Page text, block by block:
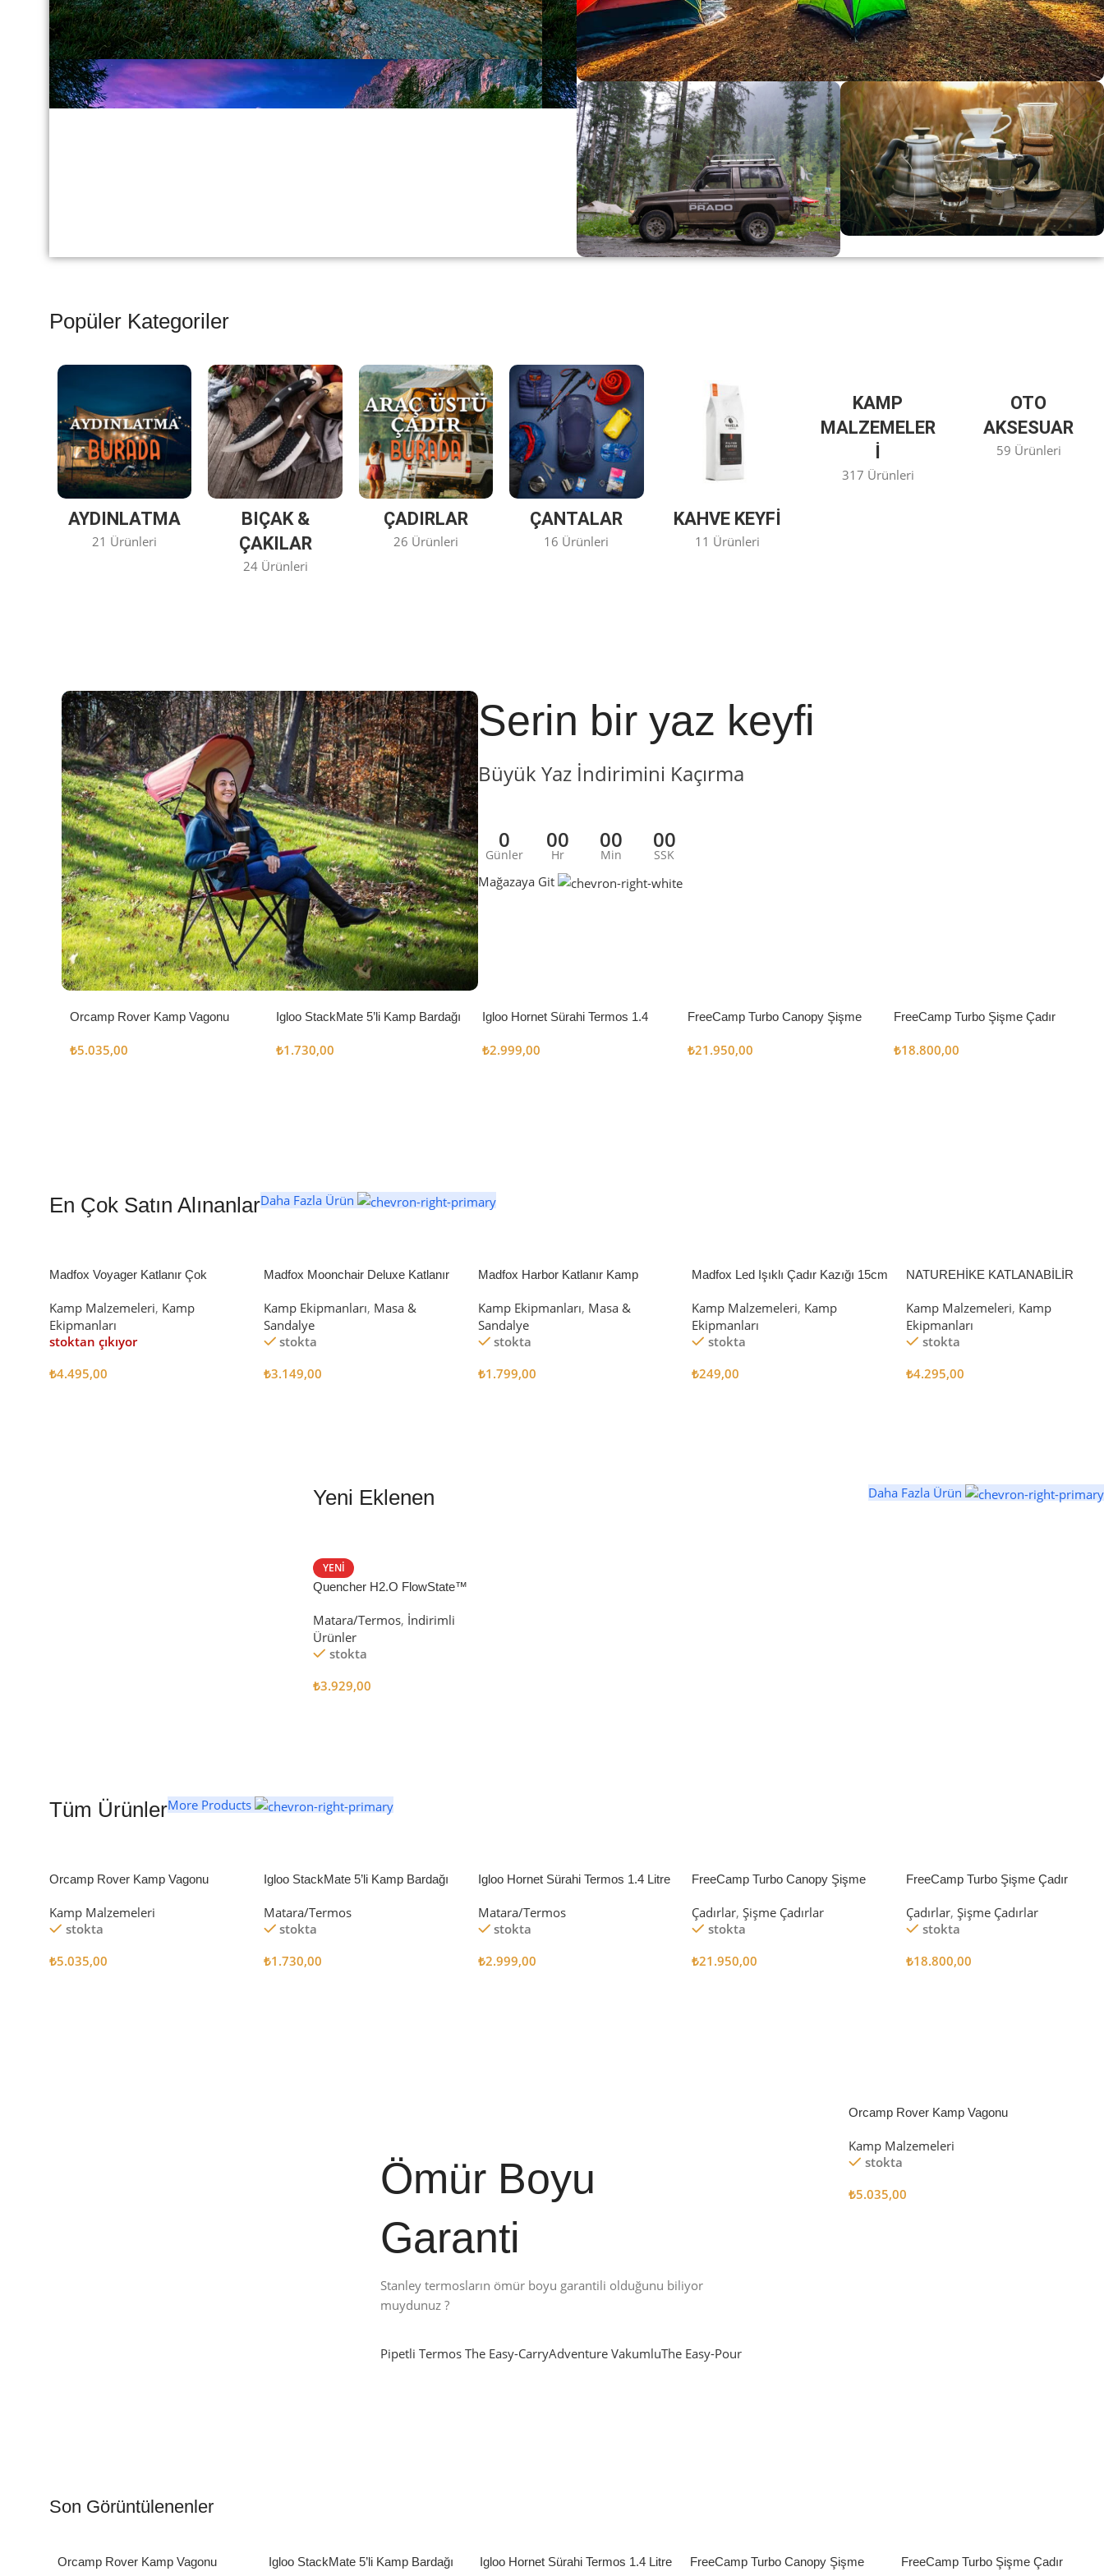
Büyük Yaz İndirimi
0
Günler
00
Hr
00
Min
00
SSK
Alışverişe Başla
Popüler Kategoriler
AYDINLATMA
21 Ürünleri
BIÇAK &
ÇAKILAR
24 Ürünleri
ÇADIRLAR
26 Ürünleri
ÇANTALAR
16 Ürünleri
KAHVE KEYFİ
11 Ürünleri
KAMP
MALZEMELER
I
317 Ürünleri
OTO
AKSESUAR
59 Ürünleri
Serin bir yaz keyfi
Büyük Yaz İndirimini Kaçırma
0
Günler
00
Hr
00
Min
00
SSK
Mağazaya Git
Orcamp Rover Kamp Vagonu
₺5.035,00
Igloo StackMate 5’li Kamp Bardağı
₺1.730,00
Igloo Hornet Sürahi Termos 1.4
₺2.999,00
FreeCamp Turbo Canopy Şişme
₺21.950,00
FreeCamp Turbo Şişme Çadır
₺18.800,00
En Çok Satın AlınanlarDaha Fazla Ürün
Madfox Voyager Katlanır Çok
BLACK
Kamp Malzemeleri, Kamp
Ekipmanları
stoktan çıkıyor
₺4.495,00
Madfox Moonchair Deluxe Katlanır
Kamp Ekipmanları, Masa &
Sandalye
stokta
₺3.149,00
Madfox Harbor Katlanır Kamp
Kamp Ekipmanları, Masa &
Sandalye
stokta
₺1.799,00
Madfox Led Işıklı Çadır Kazığı 15cm
Kamp Malzemeleri, Kamp
Ekipmanları
stokta
₺249,00
NATUREHİKE KATLANABİLİR
Kamp Malzemeleri, Kamp
Ekipmanları
stokta
₺4.295,00
Yeni Eklenen Daha Fazla Ürün
YENI
Quencher H2.O FlowState™
Matara/Termos, İndirimli
Ürünler
stokta
₺3.929,00
Tüm ÜrünlerMore Products
Orcamp Rover Kamp Vagonu
Kamp Malzemeleri
stokta
₺5.035,00
Igloo StackMate 5’li Kamp Bardağı
Matara/Termos
stokta
₺1.730,00
Igloo Hornet Sürahi Termos 1.4 Litre
Matara/Termos
stokta
₺2.999,00
FreeCamp Turbo Canopy Şişme
Çadırlar, Şişme Çadırlar
stokta
₺21.950,00
FreeCamp Turbo Şişme Çadır
Çadırlar, Şişme Çadırlar
stokta
₺18.800,00
Ömür Boyu
Garanti
Stanley termosların ömür boyu garantili olduğunu biliyor
muydunuz ?
Pipetli TermosThe Easy-CarryAdventure VakumluThe Easy-Pour
Kampçı Şefler İçin
Orcamp Rover Kamp Vagonu
Kamp Malzemeleri
stokta
₺5.035,00
Son Görüntülenenler
Orcamp Rover Kamp Vagonu
Igloo StackMate 5’li Kamp Bardağı
Igloo Hornet Sürahi Termos 1.4 Litre
FreeCamp Turbo Canopy Şişme
FreeCamp Turbo Şişme Çadır